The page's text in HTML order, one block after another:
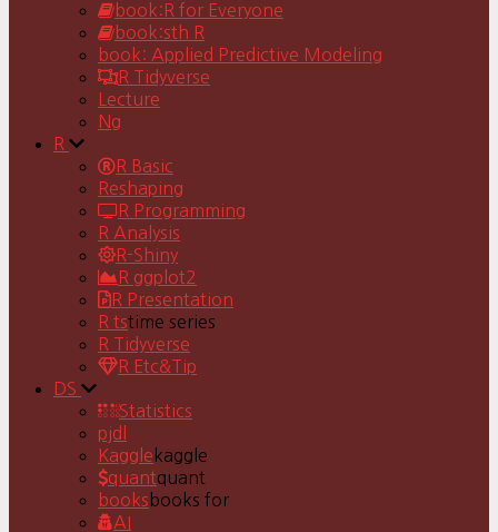
book:R for Everyone
book:sth R
book: Applied Predictive Modeling
R Tidyverse
Lecture
Ng
R
R Basic
Reshaping
R Programming
R Analysis
R-Shiny
R ggplot2
R Presentation
R tstime series
R Tidyverse
R Etc&Tip
DS
Statistics
pjdl
Kaggle kaggle
quantquant
books books for
AI